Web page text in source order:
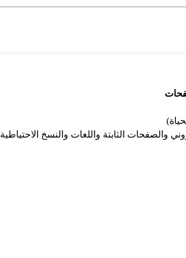
والصفحات الثابتة واللغات والنسخ الاحتياطية